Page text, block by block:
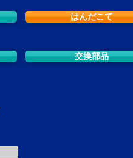
はんだこて
交換部品